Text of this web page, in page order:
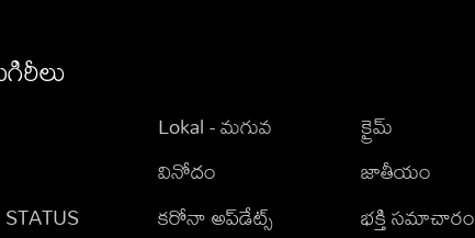
Lokal - మగువ
వినోదం
కరోనా అప్‌డేట్స్
క్రైమ్
జాతీయం
భక్తి సమాచారం